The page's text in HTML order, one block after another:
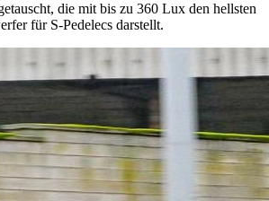
die mit bis zu 360 Lux den hellsten
für S-Pedelecs darstellt.